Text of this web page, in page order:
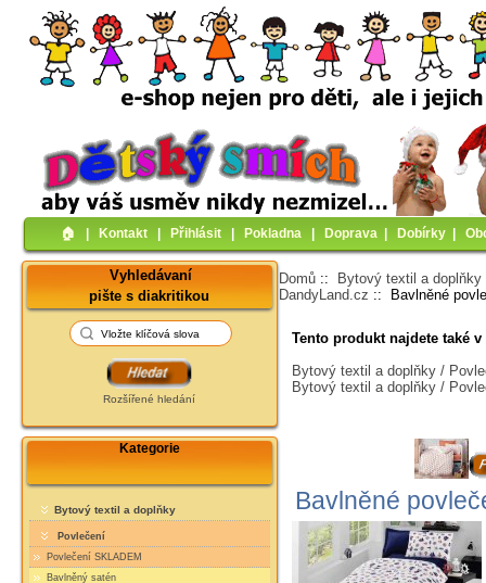
🏠︎ Kontakt Přihlásit Pokladna Doprava Dobírky
Vyhledávaní
pište s diakritikou
Rozšířené hledání
Kategorie
Bytový textil a doplňky
Povlečení
Povlečení SKLADEM
Bavlněný satén
Domů :: Bytový textil a doplňky
DandyLand.cz :: Bavlněné
Tento produkt najdete také
Bytový textil a doplňky /
Bytový textil a doplňky /
Bavlněné